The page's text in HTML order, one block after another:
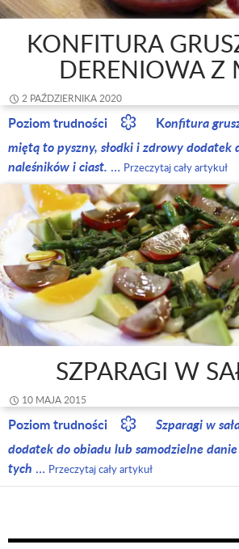
KONFITURA
DERENIOWA Z
2 PAŹDZIERNIKA 2020
Poziom trudności Konfitura
miętą to pyszny, słodki i zdrowy dodatek
naleśników i ciast. … Przeczytaj cały artykuł
SZPARAGI W
10 MAJA 2015
Poziom trudności
Szparagi w
dodatek do obiadu lub samodzielne
tych … Przeczytaj cały artykuł